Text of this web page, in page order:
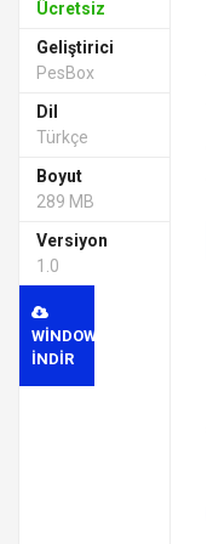
Ücretsiz
Geliştirici
PesBox
Dil
Türkçe
Boyut
289 MB
Versiyon
1.0
WINDOWS
INDIR